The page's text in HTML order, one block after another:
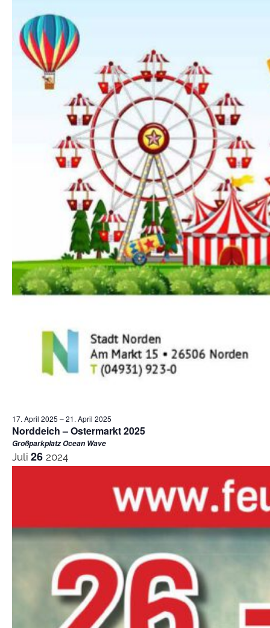
17. April 2025 –21. April 2025
Norddeich – Ostermarkt 2025
Großparkplatz Ocean Wave
Juli 26 2024